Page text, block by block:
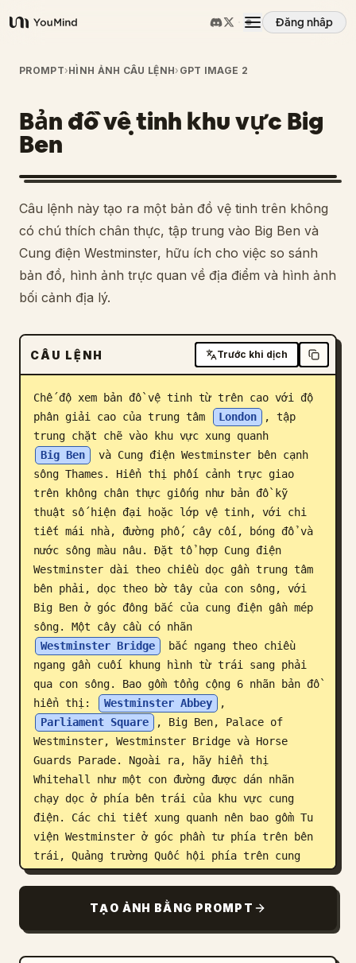
YouMind
Đăng nhập
Tổng quan
Các trường hợp sử dụng
Kỹ năng
Lời nhắc
Giá cả
Blog
Cập nhật
PROMPT›HÌNH ẢNH CÂU LỆNH› GPT IMAGE 2
Bản đồ vệ tinh khu vực Big
Ben
Câu lệnh này tạo ra một bản đồ vệ tinh trên không
có chú thích chân thực, tập trung vào Big Ben và
Cung điện Westminster, hữu ích cho việc so sánh
bản đồ, hình ảnh trực quan về địa điểm và hình ảnh
bối cảnh địa lý.
CÂU LỆNH Trước khi dịch
Chế độ xem bản đồ vệ tinh từ trên cao với độ
phân giải cao của trung tâm
London
, tập
trung chặt chẽ vào khu vực xung quanh
Big Ben
và Cung điện Westminster bên cạnh
sông Thames. Hiển thị phối cảnh trực giao
trên không chân thực giống như bản đồ kỹ
thuật số hiện đại hoặc lớp vệ tinh, với chi
tiết mái nhà, đường phố, cây cối, bóng đổ và
nước sông màu nâu. Đặt tổ hợp Cung điện
Westminster dài theo chiều dọc gần trung tâm
bên phải, dọc theo bờ tây của con sông, với
Big Ben ở góc đông bắc của cung điện gần mép
sông. Một cây cầu có nhãn
Westminster Bridge
bắc ngang theo chiều
ngang gần cuối khung hình từ trái sang phải
qua con sông. Bao gồm tổng cộng 6 nhãn bản đồ
hiển thị:
Westminster Abbey
,
Parliament Square
, Big Ben, Palace of
Westminster, Westminster Bridge và Horse
Guards Parade. Ngoài ra, hãy hiển thị
Whitehall như một con đường được dán nhãn
chạy dọc ở phía bên trái của khu vực cung
điện. Các chi tiết xung quanh nên bao gồm Tu
viện Westminster ở góc phần tư phía trên bên
trái, Quảng trường Quốc hội phía trên cung
điện, Horse Guards Parade là một bãi đất hình
bên trái, các dãy nhà và đường phố dày đặc ở
nửa bên trái, sông Thames chiếm toàn bộ phía
TẠO ẢNH BẰNG PROMPT